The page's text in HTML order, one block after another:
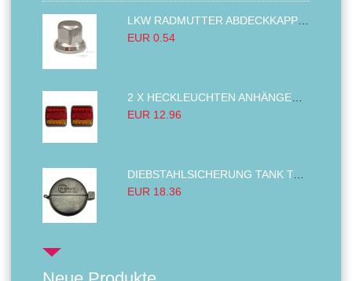
LKW RADMUTTER ABDECKKAPPEN SECHSKANT KAPPEN FELGEN BOLZENABDECKUNGEN CHROM 32MM
EUR 0.54
2 X HECKLEUCHTEN ANHÄNGER RÜCKLEUCHTE,LKW RÜCKLEUCHTE, LINKS RECHTS 14LED 12V
EUR 12.96
DIEBSTAHLSICHERUNG TANK TANKDECKEL DIESELTANK KRAFTSTOFFTANKDECKEL VERRIEGELUNG PASSEND FÜR LKW PKW TRAKTOREN BAGGER 80MM
EUR 18.36